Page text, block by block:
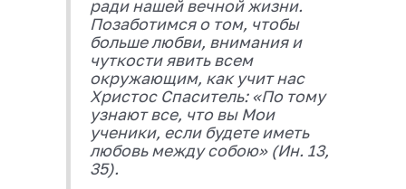
ради нашей вечной жизни.
Позаботимся о том, чтобы
больше любви, внимания и
чуткости явить всем
окружающим, как учит нас
Христос Спаситель: «По тому
узнают все, что вы Мои
ученики, если будете иметь
любовь между собою» (Ин. 13,
35).